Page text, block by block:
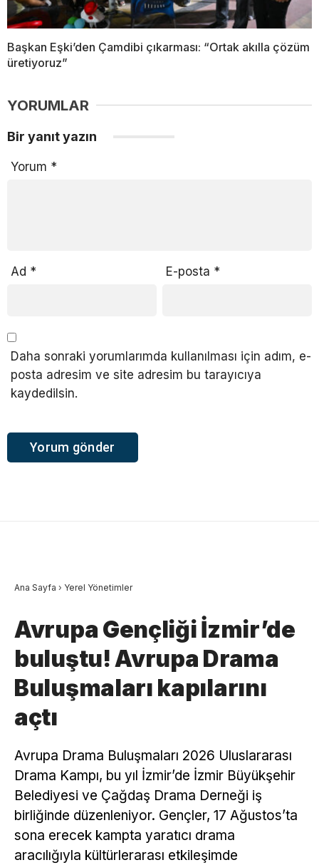
Başkan Eşki’den Çamdibi çıkarması: “Ortak akılla çözüm
üretiyoruz”
YORUMLAR
Bir yanıt yazın
Yorum *
Ad * E-posta *
Daha sonraki yorumlarımda kullanılması için adım, e-
posta adresim ve site adresim bu tarayıcıya
kaydedilsin.
Ana Sayfa › Yerel Yönetimler
Avrupa Gençliği İzmir’de
buluştu! Avrupa Drama
Buluşmaları kapılarını
açtı
Avrupa Drama Buluşmaları 2026 Uluslararası
Drama Kampı, bu yıl İzmir’de İzmir Büyükşehir
Belediyesi ve Çağdaş Drama Derneği iş
birliğinde düzenleniyor. Gençler, 17 Ağustos’ta
sona erecek kampta yaratıcı drama
aracılığıyla kültürlerarası etkileşimde